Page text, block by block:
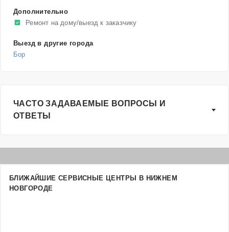
Дополнительно
Ремонт на дому/выезд к заказчику
Выезд в другие города
Бор
ЧАСТО ЗАДАВАЕМЫЕ ВОПРОСЫ И
ОТВЕТЫ
БЛИЖАЙШИЕ СЕРВИСНЫЕ ЦЕНТРЫ В НИЖНЕМ
НОВГОРОДЕ